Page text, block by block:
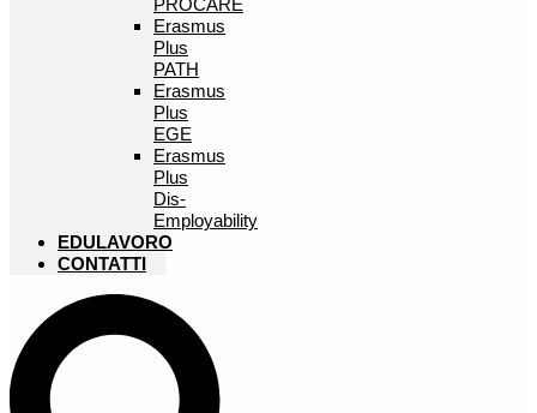
PROCARE
Erasmus
Plus
PATH
Erasmus
Plus
EGE
Erasmus
Plus
Dis-
Employability
EDULAVORO
CONTATTI